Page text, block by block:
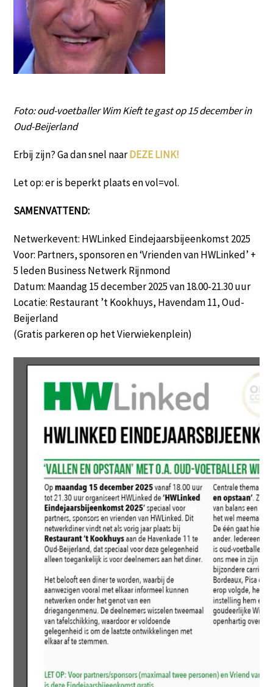
Foto: oud-voetballer Wim Kieft te gast op 15 december in
Oud-Beijerland
Erbij zijn? Ga dan snel naarDEZE LINK!
Let op: er is beperkt plaats en vol=vol.
SAMENVATTEND:
Netwerkevent: HWLinked Eindejaarsbijeenkomst 2025
Voor: Partners, sponsoren en ‘Vrienden van HWLinked’ +
5 leden Business Netwerk Rijnmond
Datum: Maandag 15 december 2025 van 18.00-21.30 uur
Locatie: Restaurant ’t Kookhuys, Havendam 11, Oud-
Beijerland
(Gratis parkeren op het Vierwiekenplein)